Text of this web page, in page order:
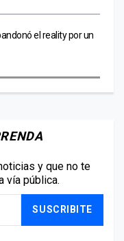
el reality por un
y que no te
vía pública.
SUSCRIBITE